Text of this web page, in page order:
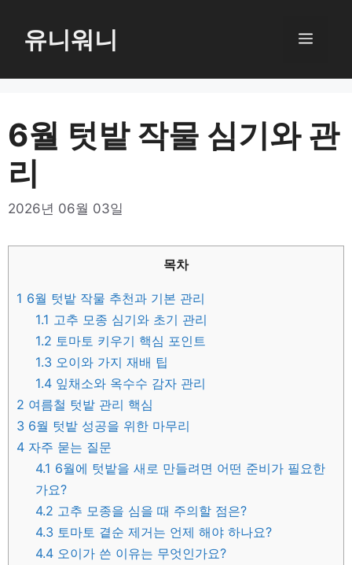
로
뛰
기
유니워니 메
6월 텃밭 작물 심기와 관
리
2026년 06월 03일
목차
1 6월 텃밭 작물 추천과 기본 관리
1.1 고추 모종 심기와 초기 관리
1.2 토마토 키우기 핵심 포인트
1.3 오이와 가지 재배 팁
1.4 잎채소와 옥수수 감자 관리
2 여름철 텃밭 관리 핵심
3 6월 텃밭 성공을 위한 마무리
4 자주 묻는 질문
4.1 6월에 텃밭을 새로 만들려면 어떤 준비가 필요한
가요?
4.2 고추 모종을 심을 때 주의할 점은?
4.3 토마토 곁순 제거는 언제 해야 하나요?
4.4 오이가 쓴 이유는 무엇인가요?